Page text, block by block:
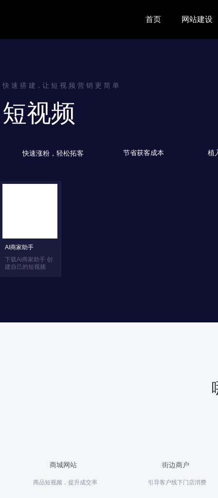
首页 网站建设
快速涨粉，轻松拓客 节省获客成本 植
AI商家助手
下载Ai商家助手 创
建自己的短视频
快 速 搭 建，让 短 视 频 营 销 更 简 单
短视频
商城网站
商品短视频，提升成交率
街边商户
引导客户线下门店消费